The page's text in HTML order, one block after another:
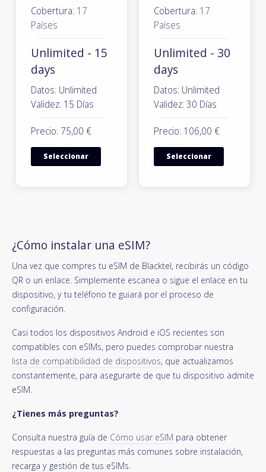
Cobertura: 17
Países
Unlimited - 15
days
Datos: Unlimited
Validez: 15 Días
Precio: 75,00 €
Seleccionar
Cobertura: 17
Países
Unlimited - 30
days
Datos: Unlimited
Validez: 30 Días
Precio: 106,00 €
Seleccionar
¿Cómo instalar una eSIM?
Una vez que compres tu eSIM de Blacktel, recibirás un código
QR o un enlace. Simplemente escanea o sigue el enlace en tu
dispositivo, y tu teléfono te guiará por el proceso de
configuración.
Casi todos los dispositivos Android e iOS recientes son
compatibles con eSIMs, pero puedes comprobar nuestra
lista de compatibilidad de dispositivos, que actualizamos
constantemente, para asegurarte de que tu dispositivo admite
eSIM.
¿Tienes más preguntas?
Consulta nuestra guía de Cómo usar eSIM para obtener
respuestas a las preguntas más comunes sobre instalación,
recarga y gestión de tus eSIMs.